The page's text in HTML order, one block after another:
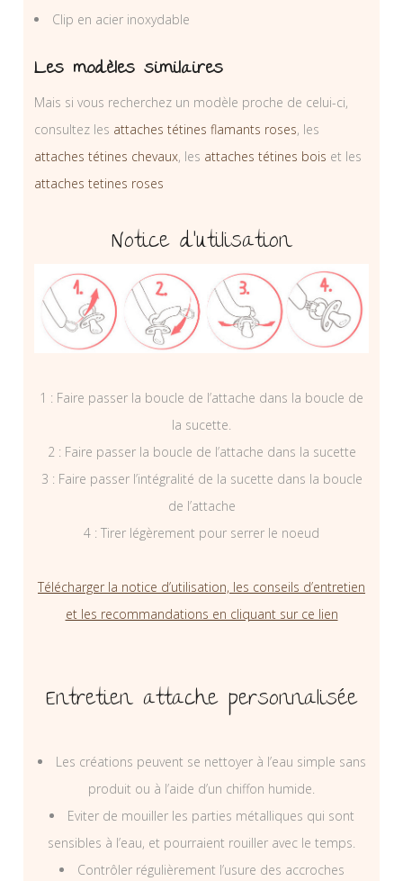
Clip en acier inoxydable
Les modèles similaires
Mais si vous recherchez un modèle proche de celui-ci,
consultez les attaches tétines flamants roses, les
attaches tétines chevaux, les attaches tétines bois et les
attaches tetines roses
Notice d’utilisation
1 : Faire passer la boucle de l’attache dans la boucle de
la sucette.
2 : Faire passer la boucle de l’attache dans la sucette
3 : Faire passer l’intégralité de la sucette dans la boucle
de l’attache
4 : Tirer légèrement pour serrer le noeud
Télécharger la notice d’utilisation, les conseils d’entretien
et les recommandations en cliquant sur ce lien
Entretien attache personnalisée
Les créations peuvent se nettoyer à l’eau simple sans
produit ou à l’aide d’un chiffon humide.
Eviter de mouiller les parties métalliques qui sont
sensibles à l’eau, et pourraient rouiller avec le temps.
Contrôler régulièrement l’usure des accroches